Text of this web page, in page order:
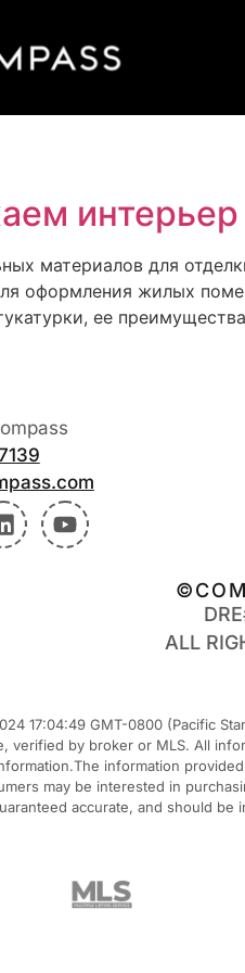
интерьер
материалов для
оформления жилых
ее
ALL
17:04:49 GMT-0800 (Pacific
by broker or MLS. All
information
may be interested in
accurate, and should be